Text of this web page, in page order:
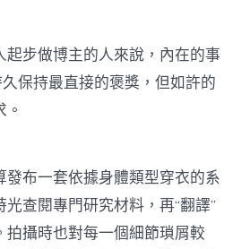
步做博主的人來說，內在的事
保持最直接的褒獎，但如許的
布一套依據身體類型穿衣的系
查閱專門研究材料，再“翻譯”
拍攝時也對每一個細節瑣屑較